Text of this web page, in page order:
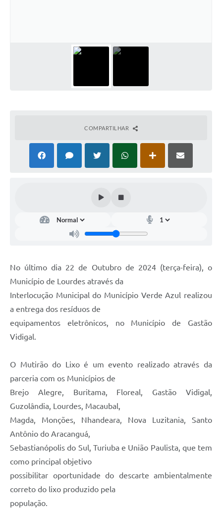
Arquivos para Download
Contas Públicas
PPA
Nota Fiscal Eletrônica
COMPARTILHAR
No último dia 22 de Outubro de 2024 (terça-feira), o
Município de Lourdes através da
Interlocução Municipal do Município Verde Azul realizou
a entrega dos resíduos de
equipamentos eletrônicos, no Município de Gastão
Vidigal.
O Mutirão do Lixo é um evento realizado através da
parceria com os Municípios de
Brejo Alegre, Buritama, Floreal, Gastão Vidigal,
Guzolândia, Lourdes, Macaubal,
Magda, Monções, Nhandeara, Nova Luzitania, Santo
Antônio do Aracanguá,
Sebastianópolis do Sul, Turiuba e União Paulista, que tem
como principal objetivo
possibilitar oportunidade do descarte ambientalmente
correto do lixo produzido pela
população.